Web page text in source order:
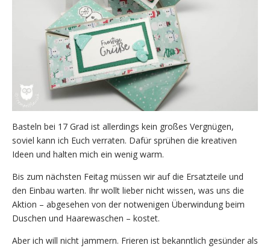
Basteln bei 17 Grad ist allerdings kein großes Vergnügen,
soviel kann ich Euch verraten. Dafür sprühen die kreativen
Ideen und halten mich ein wenig warm.
Bis zum nächsten Feitag müssen wir auf die Ersatzteile und
den Einbau warten. Ihr wollt lieber nicht wissen, was uns die
Aktion – abgesehen von der notwenigen Überwindung beim
Duschen und Haarewaschen – kostet.
Aber ich will nicht jammern. Frieren ist bekanntlich gesünder als